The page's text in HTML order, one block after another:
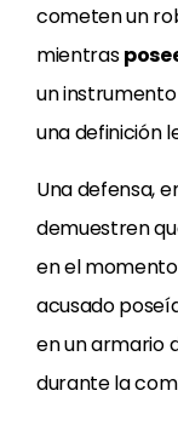
cometen un
mientras
un instrumento
una definición
Una defensa,
demuestren
en el
acusado
en un armario
durante la